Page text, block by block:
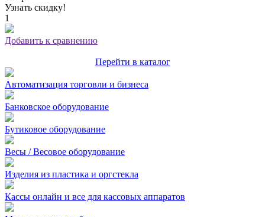
Узнать скидку!
1
Добавить к сравнению
Перейти в каталог
Автоматизация торговли и бизнеса
Банковское оборудование
Бутиковое оборудование
Весы / Весовое оборудование
Изделия из пластика и оргстекла
Кассы онлайн и все для кассовых аппаратов